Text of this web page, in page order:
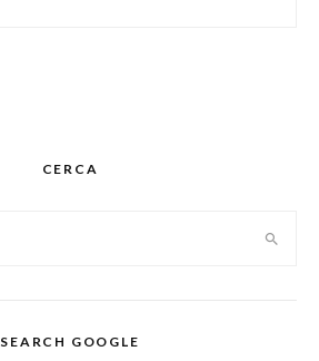
CERCA
SEARCH GOOGLE